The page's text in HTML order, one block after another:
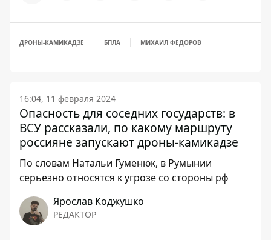
ДРОНЫ-КАМИКАДЗЕ БПЛА МИХАИЛ ФЕДОРОВ
16:04, 11 февраля 2024
Опасность для соседних государств: в
ВСУ рассказали, по какому маршруту
россияне запускают дроны-камикадзе
По словам Натальи Гуменюк, в Румынии
серьезно относятся к угрозе со стороны рф
Ярослав Коджушко
РЕДАКТОР